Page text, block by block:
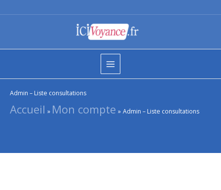
au
Admin – Liste consultations
Accueil Mon compte Admin – Liste consultations